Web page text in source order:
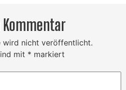
wird nicht veröffentlicht.
mit * markiert